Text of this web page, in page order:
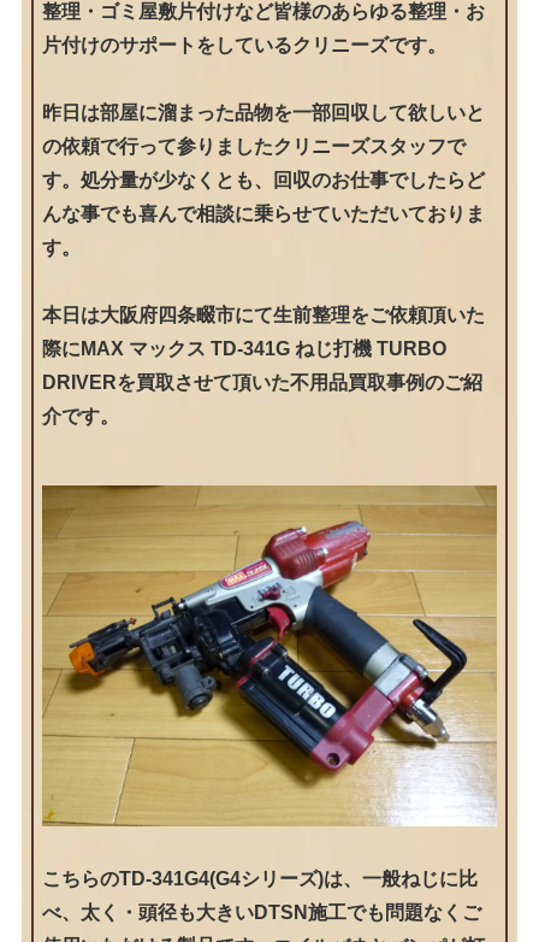
整理・ゴミ屋敷片付けなど皆様のあらゆる整理・お
片付けのサポートをしているクリニーズです。
昨日は部屋に溜まった品物を一部回収して欲しいと
の依頼で行って参りましたクリニーズスタッフで
す。処分量が少なくとも、回収のお仕事でしたらど
んな事でも喜んで相談に乗らせていただいておりま
す。
本日は大阪府四条畷市にて生前整理をご依頼頂いた
際にMAX マックス TD-341G ねじ打機 TURBO
DRIVERを買取させて頂いた不用品買取事例のご紹
介です。
こちらのTD-341G4(G4シリーズ)は、一般ねじに比
べ、太く・頭径も大きいDTSN施工でも問題なくご